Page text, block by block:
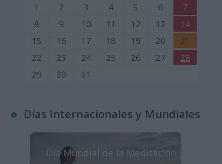
1
2 3 4 5 6
7
8
9 10 11 12 13
14
15
16 17 18 19 20
21
22
23 24 25 26 27
28
29
30 31
Días Internacionales y Mundiales
Día Mundial de la Meditación